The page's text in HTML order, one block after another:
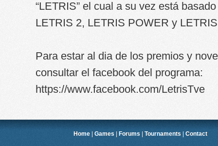
“LETRIS” el cual a su vez está
LETRIS 2, LETRIS POWER y
Para estar al dia de los premios y
consultar el facebook del programa:
https://www.facebook.com/LetrisTve
Home |Games Forums |Tournaments |Contact